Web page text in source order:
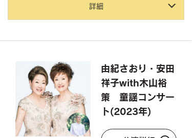
詳細
由紀さおり・安田
祥子with木山裕
策 童謡コンサー
ト(2023年)